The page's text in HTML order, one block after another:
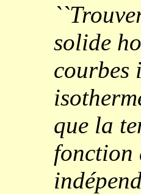
solide
courbes
que la
fonction